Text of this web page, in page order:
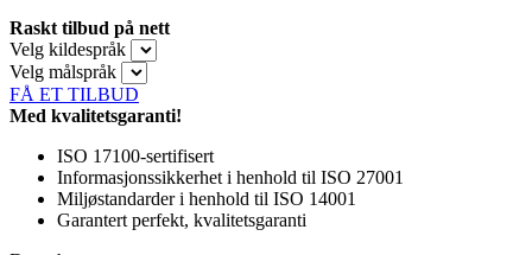
Raskt tilbud på nett
Velg kildespråk
Velg målspråk
FÅ ET TILBUD
Med kvalitetsgaranti!
ISO 17100-sertifisert
Informasjonssikkerhet i henhold til ISO 27001
Miljøstandarder i henhold til ISO 14001
Garantert perfekt, kvalitetsgaranti